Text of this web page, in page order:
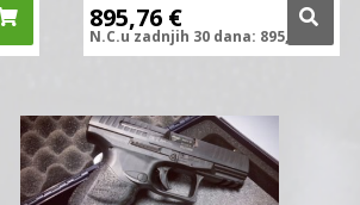
895,76 €
N.C.u zadnjih 30 dana: 895,76